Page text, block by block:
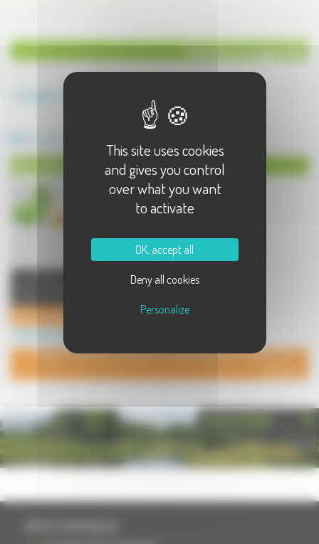
Service à Longevelle
Service à Longevelle - 1 résultat(s)
Bien-être / Relaxation à Longevelle
Le pouvoir de guérison de la
nature, la Naturopathie s'attache à
traiter les causes et à a ...
Natur'Amande
Service à Longevelle
POUR AJOUTER VOTRE PAGE DANS L'ANNUAIRE, CONTACTEZ-
NOUS
This site uses cookies
and gives you control
over what you want
to activate
OK, accept all
Deny all cookies
Personalize